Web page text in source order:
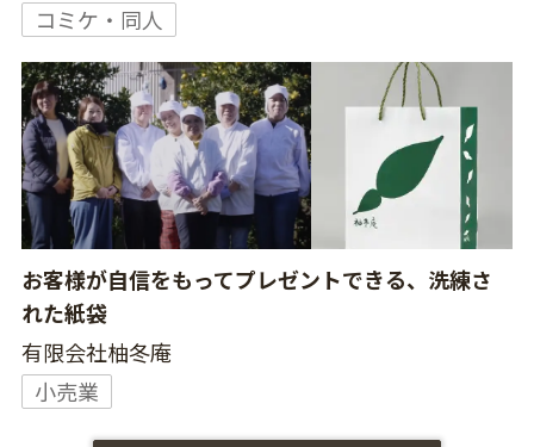
コミケ・同人
お客様が自信をもってプレゼントできる、洗練さ
れた紙袋
有限会社柚冬庵
小売業